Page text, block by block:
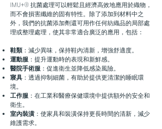
IMU+® 抗菌處理可以輕鬆且經濟高效地應用於織物，
而不會損害纖維的固有特性。除了添加到材料中之
外，我們的抗菌添加劑還可用作任何紡織品的局部處
理或整理處理，使其非常適合廣泛的應用，包括：
鞋類 ：減少異味，保持鞋內清新，增強舒適度。
運動服 ：提升運動時的表現和新鮮感。
醫院手術服 ：促進衛生並降低感染風險。
寢具 ：透過抑制細菌，有助於提供更清潔的睡眠環
境。
工作服 ：在工業和醫療保健環境中提供額外的安全和
衛生。
室內裝潢 ：使家具和裝潢保持更長時間的清新，減少
維護需求。